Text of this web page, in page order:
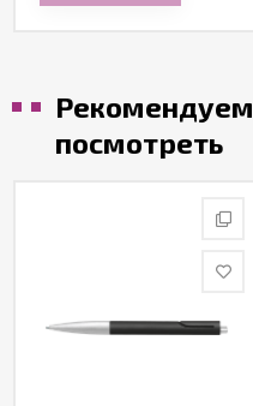
Рекомендуем
посмотреть